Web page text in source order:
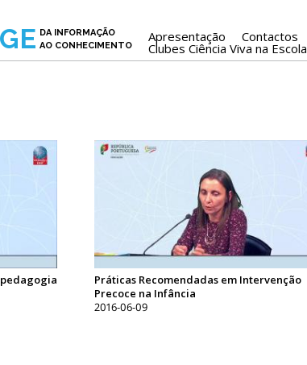
DA INFORMAÇÃO
AO CONHECIMENTO
Apresentação Contactos
Clubes Ciência Viva na Escola
Práticas Recomendadas em Intervenção
Precoce na Infância
2016-06-09